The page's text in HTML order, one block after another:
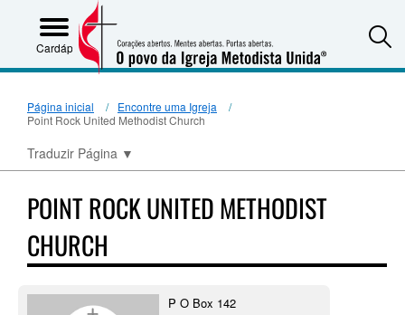
Cardápio
Página inicial
Encontre uma Igreja
Point Rock United Methodist Church
Traduzir Página ▼
POINT ROCK UNITED METHODIST
CHURCH
P O Box 142